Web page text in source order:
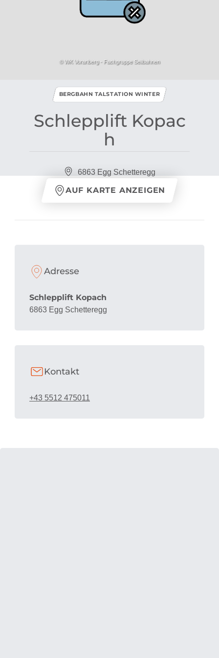
© WK Vorarlberg - Fachgruppe Seilbahnen
Schlepplift Kopac
h
BERGBAHN TALSTATION WINTER
6863 Egg Schetteregg
AUF KARTE ANZEIGEN
Adresse
Schlepplift Kopach
6863 Egg Schetteregg
Kontakt
+43 5512 475011